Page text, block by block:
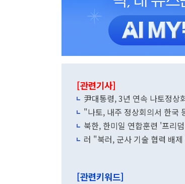
[관련기사]
尹대통령, 3년 연속 나토정상
"나토, 내주 정상회의서 한국
북한, 한미일 연합훈련 '프리
러 "북러, 군사 기술 협력 배
[관련키워드]